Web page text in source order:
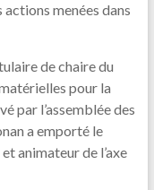
menées dans
de chaire du
pour la
par l’assemblée des
a emporté le
animateur de l’axe